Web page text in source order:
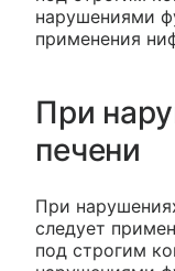
нарушениями
применения
При
печени
При
следует
под строгим